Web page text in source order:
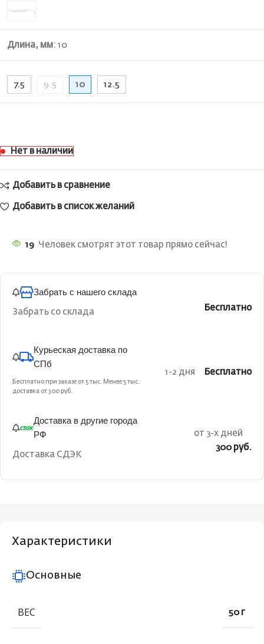
Длина, мм: 10
7.5 9.5 10 12.5
Нет в наличии
Добавить в сравнение
Добавить в список желаний
19 Человек смотрят этот товар прямо сейчас!
Забрать с нашего склада
Забрать со склада Бесплатно
Курьеская доставка по
СПб
Бесплатно при заказе от 5 тыс. Менее 5 тыс.
доставка от 300 руб.
1-2 дня Бесплатно
Доставка в другие города
РФ
Доставка СДЭК
от 3-х дней
300 руб.
Характеристики
Основные
ВЕС 50 г